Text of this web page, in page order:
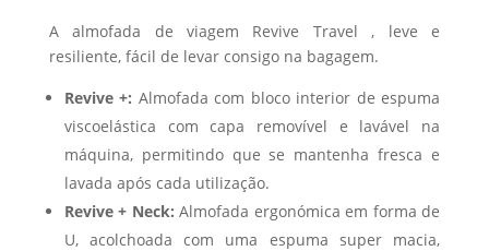
21,00 €
through
A almofada de viagem Revive Travel , leve e
resiliente, fácil de levar consigo na bagagem.
Revive +: Almofada com bloco interior de espuma
viscoelástica com capa removível e lavável na
máquina, permitindo que se mantenha fresca e
lavada após cada utilização.
Revive + Neck: Almofada ergonómica em forma de
U, acolchoada com uma espuma super macia,